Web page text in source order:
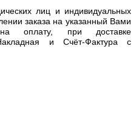
лиц и индивидуальных
заказа на указанный Вами
оплату, при доставке
и Счёт-Фактура с